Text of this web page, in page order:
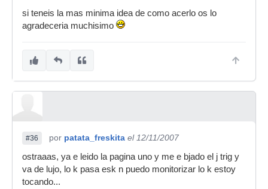
si teneis la mas minima idea de como acerlo os lo
agradeceria muchisimo
#36 por patata_freskita el 12/11/2007
ostraaas, ya e leido la pagina uno y me e bjado el j trig y
va de lujo, lo k pasa esk n puedo monitorizar lo k estoy
tocando...